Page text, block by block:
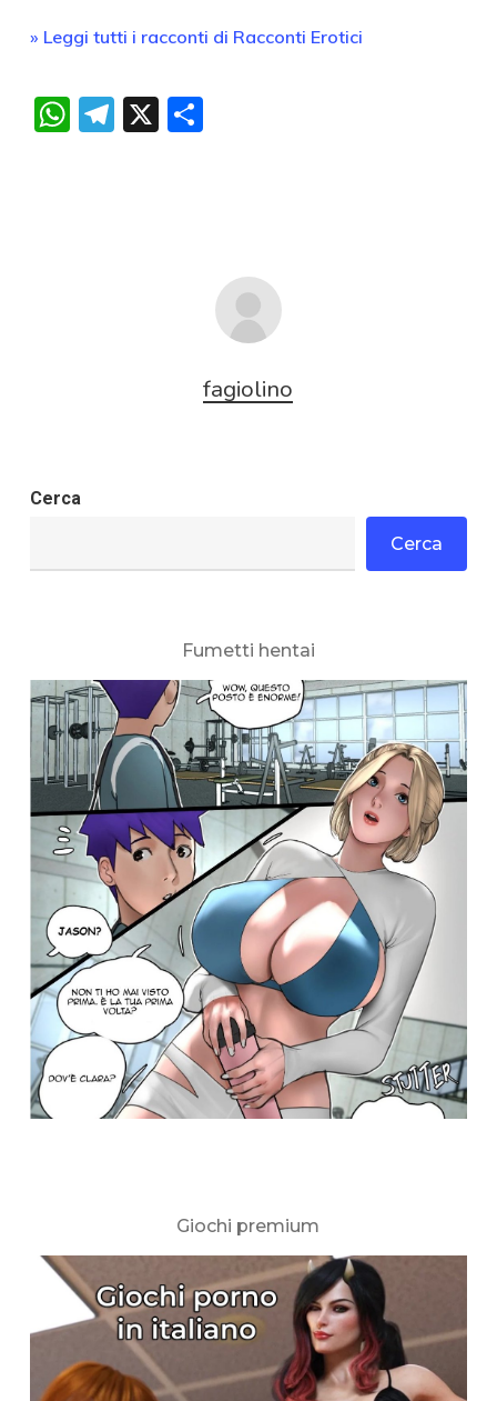
» Leggi tutti i racconti di Racconti Erotici
WhatsApp
Telegram
X Condividi
fagiolino
Cerca
Cerca
Fumetti hentai
Giochi premium